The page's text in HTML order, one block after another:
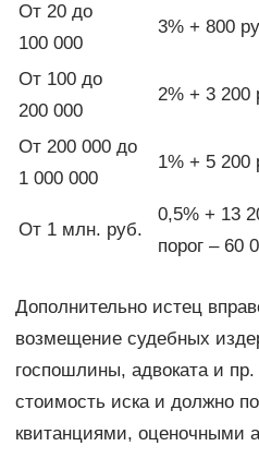
От 20 до
100 000
3% + 800
От 100 до
200 000
2% + 3 200
От 200 000 до
1 000 000
1% + 5 200
От 1 млн. руб.
0,5% + 13
порог – 60
Дополнительно истец
возмещение судебных
госпошлины, адвоката и
стоимость иска и должно
квитанциями, оценочными